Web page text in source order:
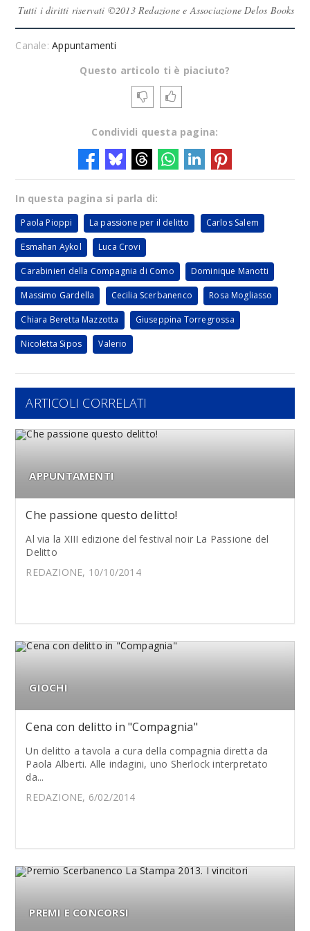
Tutti i diritti riservati ©2013 Redazione e Associazione Delos Books
Canale:Appuntamenti
Questo articolo ti è piaciuto?
Condividi questa pagina:
In questa pagina si parla di:
Paola Pioppi La passione per il delitto Carlos Salem
Esmahan Aykol Luca Crovi
Carabinieri della Compagnia di Como Dominique Manotti
Massimo Gardella Cecilia Scerbanenco Rosa Mogliasso
Chiara Beretta Mazzotta Giuseppina Torregrossa
Nicoletta Sipos Valerio
ARTICOLI CORRELATI
APPUNTAMENTI
Che passione questo delitto!
Al via la XIII edizione del festival noir La Passione del
Delitto
REDAZIONE, 10/10/2014
GIOCHI
Cena con delitto in "Compagnia"
Un delitto a tavola a cura della compagnia diretta da
Paola Alberti. Alle indagini, uno Sherlock interpretato
da...
REDAZIONE, 6/02/2014
PREMI E CONCORSI